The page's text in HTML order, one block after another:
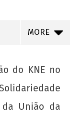
MORE
do KNE no
da União da